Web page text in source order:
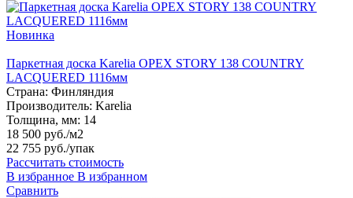
Новинка
Паркетная доска Karelia ОРЕХ STORY 138 COUNTRY
LACQUERED 1116мм
Страна: Финляндия
Производитель: Karelia
Толщина, мм: 14
18 500 руб./м2
22 755 руб./упак
Рассчитать стоимость
В избранное В избранном
Сравнить